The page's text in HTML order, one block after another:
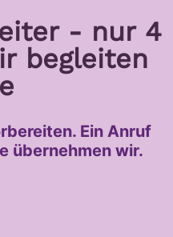
- nur 4
begleiten
Ein Anruf
übernehmen wir.